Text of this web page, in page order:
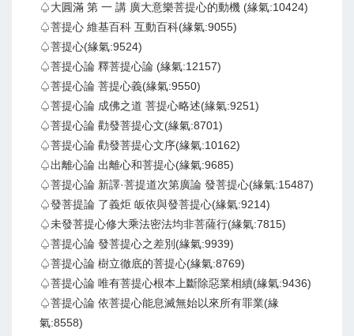
♤大圓滿 第 一 講 廣大意樂菩提心的動機 (緣氣:10424)
♤菩提心 維基百科 互動百科(緣氣:9055)
♤菩提心(緣氣:9524)
♤菩提心論 釋菩提心論 (緣氣:12157)
♤菩提心論 菩提心義(緣氣:9550)
♤菩提心論 成佛之道 菩提心略述(緣氣:9251)
♤菩提心論 勸發菩提心文(緣氣:8701)
♤菩提心論 勸發菩提心文序(緣氣:10162)
♤出離心論 出離心和菩提心(緣氣:9685)
♤菩提心論 新譯·菩提道次第廣論 發菩提心(緣氣:15487)
♤發菩提論 了義炬 皈依與發菩提心(緣氣:9214)
♤未發菩提心修大乘法密法均非菩薩行(緣氣:7815)
♤菩提心論 發菩提心之差別(緣氣:9939)
♤菩提心論 樹立徹底的菩提心(緣氣:8769)
♤菩提心論 唯有菩提心根本上斷除惡業相續(緣氣:9436)
♤菩提心論 依菩提心能息滅無始以來所有罪業(緣
氣:8558)